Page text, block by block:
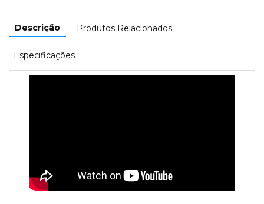
Descrição Produtos Relacionados
Especificações